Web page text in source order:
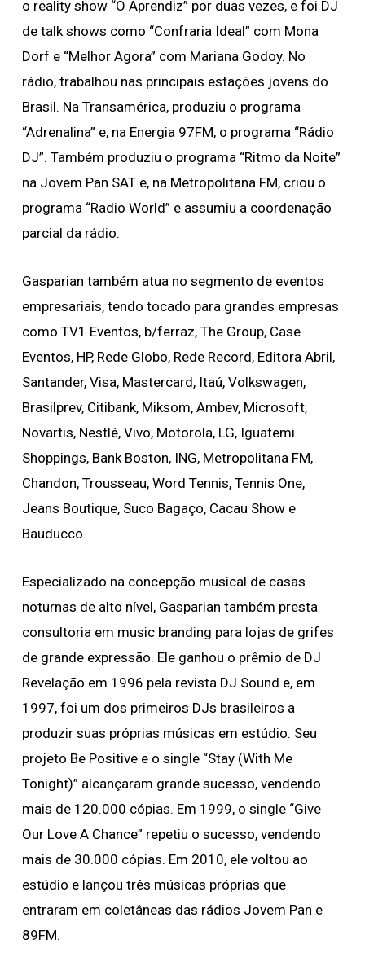
o reality show “O Aprendiz” por duas vezes, e foi DJ
de talk shows como “Confraria Ideal” com Mona
Dorf e “Melhor Agora” com Mariana Godoy. No
rádio, trabalhou nas principais estações jovens do
Brasil. Na Transamérica, produziu o programa
“Adrenalina” e, na Energia 97FM, o programa “Rádio
DJ”. Também produziu o programa “Ritmo da Noite”
na Jovem Pan SAT e, na Metropolitana FM, criou o
programa “Radio World” e assumiu a coordenação
parcial da rádio.
Gasparian também atua no segmento de eventos
empresariais, tendo tocado para grandes empresas
como TV1 Eventos, b/ferraz, The Group, Case
Eventos, HP, Rede Globo, Rede Record, Editora Abril,
Santander, Visa, Mastercard, Itaú, Volkswagen,
Brasilprev, Citibank, Miksom, Ambev, Microsoft,
Novartis, Nestlé, Vivo, Motorola, LG, Iguatemi
Shoppings, Bank Boston, ING, Metropolitana FM,
Chandon, Trousseau, Word Tennis, Tennis One,
Jeans Boutique, Suco Bagaço, Cacau Show e
Bauducco.
Especializado na concepção musical de casas
noturnas de alto nível, Gasparian também presta
consultoria em music branding para lojas de grifes
de grande expressão. Ele ganhou o prêmio de DJ
Revelação em 1996 pela revista DJ Sound e, em
1997, foi um dos primeiros DJs brasileiros a
produzir suas próprias músicas em estúdio. Seu
projeto Be Positive e o single “Stay (With Me
Tonight)” alcançaram grande sucesso, vendendo
mais de 120.000 cópias. Em 1999, o single “Give
Our Love A Chance” repetiu o sucesso, vendendo
mais de 30.000 cópias. Em 2010, ele voltou ao
estúdio e lançou três músicas próprias que
entraram em coletâneas das rádios Jovem Pan e
89FM.